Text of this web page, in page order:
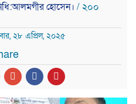
হোসেন। / ২০০
২৮ এপ্রিল, ২০২৫